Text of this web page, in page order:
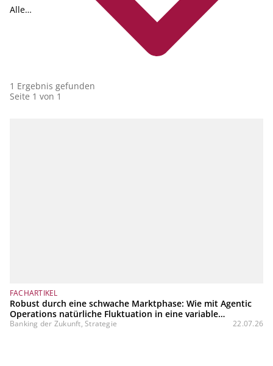
Alle
1 Ergebnis gefunden
Seite 1 von 1
FACHARTIKEL
Robust durch eine schwache Marktphase: Wie mit Agentic
Operations natürliche Fluktuation in eine variable
Kostenstruktur transformiert werden kann
Banking der Zukunft, Strategie 22.07.26